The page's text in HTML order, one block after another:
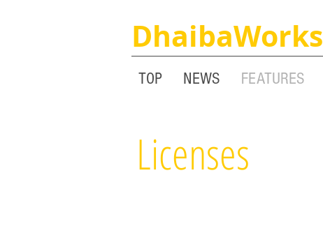
DhaibaWorks
TOP NEWS FEATURES
Licenses